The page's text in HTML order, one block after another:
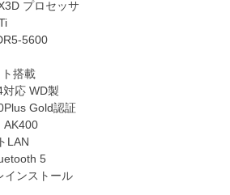
プロセッサ
5600
搭載
応 WD製
Gold認証
AK400
LAN
5
インストール